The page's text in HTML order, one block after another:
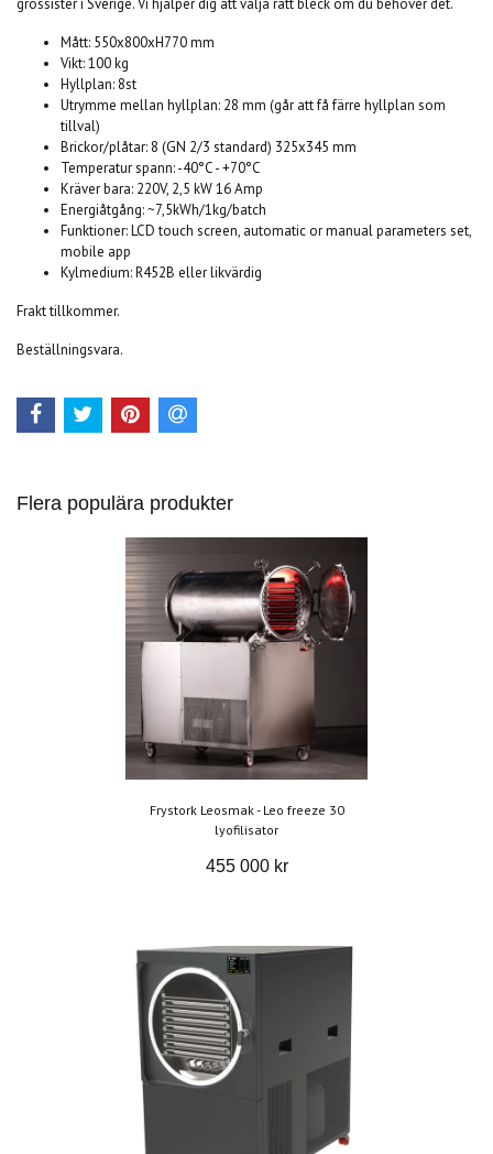
grossister i Sverige. Vi hjälper dig att välja rätt bleck om du behöver det.
Mått: 550x800xH770 mm
Vikt: 100 kg
Hyllplan: 8st
Utrymme mellan hyllplan: 28 mm (går att få färre hyllplan som
tillval)
Brickor/plåtar: 8 (GN 2/3 standard) 325x345 mm
Temperatur spann: -40°C - +70°C
Kräver bara: 220V, 2,5 kW 16 Amp
Energiåtgång: ~7,5kWh/1kg/batch
Funktioner: LCD touch screen, automatic or manual parameters set,
mobile app
Kylmedium: R452B eller likvärdig
Frakt tillkommer.
Beställningsvara.
Flera populära produkter
Frystork Leosmak - Leo freeze 30
lyofilisator
455 000 kr